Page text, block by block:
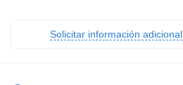
Solicitar información adicional